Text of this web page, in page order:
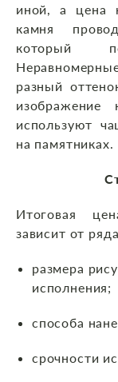
иной, а цена
камня
который
разный
изображение
используют
на памятниках.
Итоговая
зависит от
размера
исполнения;
способа
срочности